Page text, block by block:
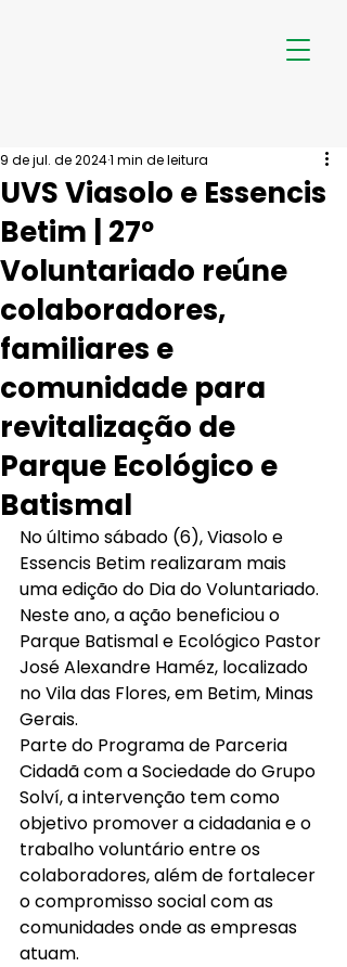
UVS Viasolo e Essencis
Betim | 27º
Voluntariado reúne
colaboradores,
familiares e
comunidade para
revitalização de
Parque Ecológico e
Batismal
9 de jul. de 20241 min de leitura
No último sábado (6), Viasolo e
Essencis Betim realizaram mais
uma edição do Dia do Voluntariado.
Neste ano, a ação beneficiou o
Parque Batismal e Ecológico Pastor
José Alexandre Haméz, localizado
no Vila das Flores, em Betim, Minas
Gerais.
Parte do Programa de Parceria
Cidadã com a Sociedade do Grupo
Solví, a intervenção tem como
objetivo promover a cidadania e o
trabalho voluntário entre os
colaboradores, além de fortalecer
o compromisso social com as
comunidades onde as empresas
atuam.